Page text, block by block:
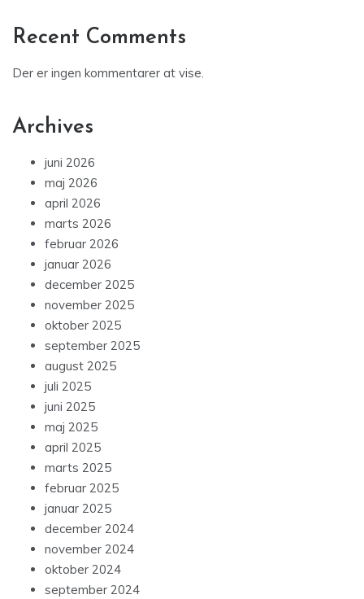
Recent Comments
Der er ingen kommentarer at vise.
Archives
juni 2026
maj 2026
april 2026
marts 2026
februar 2026
januar 2026
december 2025
november 2025
oktober 2025
september 2025
august 2025
juli 2025
juni 2025
maj 2025
april 2025
marts 2025
februar 2025
januar 2025
december 2024
november 2024
oktober 2024
september 2024